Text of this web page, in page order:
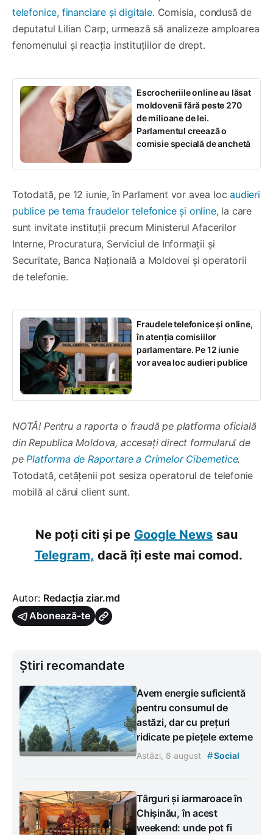
telefonice, financiare și digitale. Comisia, condusă de
deputatul Lilian Carp, urmează să analizeze amploarea
fenomenului și reacția instituțiilor de drept.
Escrocheriile online au lăsat
moldovenii fără peste 270
de milioane de lei.
Parlamentul creează o
comisie specială de anchetă
Totodată, pe 12 iunie, în Parlament vor avea loc audieri
publice pe tema fraudelor telefonice și online, la care
sunt invitate instituții precum Ministerul Afacerilor
Interne, Procuratura, Serviciul de Informații și
Securitate, Banca Națională a Moldovei și operatorii
de telefonie.
Fraudele telefonice și online,
în atenția comisiilor
parlamentare. Pe 12 iunie
vor avea loc audieri publice
NOTĂ! Pentru a raporta o fraudă pe platforma oficială
din Republica Moldova, accesați direct formularul de
pePlatforma de Raportare a Crimelor Cibernetice.
Totodată, cetățenii pot sesiza operatorul de telefonie
mobilă al cărui client sunt.
Ne poți citi și pe Google News sau
Telegram, dacă îți este mai comod.
Autor: Redacția ziar.md
Abonează-te
Știri recomandate
Avem energie suficientă
pentru consumul de
astăzi, dar cu prețuri
ridicate pe piețele externe
Astăzi, 8 august #Social
Târguri și iarmaroace în
Chișinău, în acest
weekend: unde pot fi